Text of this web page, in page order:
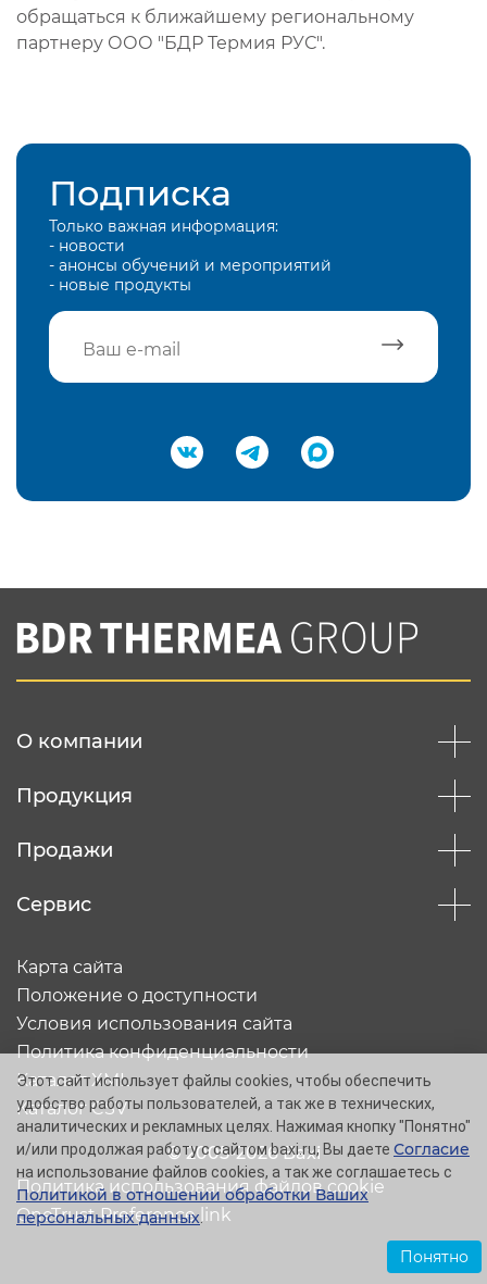
обращаться к ближайшему региональному
партнеру ООО "БДР Термия РУС".
Подписка
Только важная информация:
- новости
- анонсы обучений и мероприятий
- новые продукты
Подтвердить e-mail
Вы соглашаетесь с нашей политикой
конфеденциальности
О компании
Продукция
Продажи
Сервис
© 2005-2026 Baxi
Карта сайта
Положение о доступности
Условия использования сайта
Политика конфиденциальности
Каталог XML
Каталог CSV
Политика использования файлов cookie
OneTrust Preference link
Этот сайт использует файлы cookies, чтобы обеспечить
удобство работы пользователей, а так же в технических,
аналитических и рекламных целях. Нажимая кнопку "Понятно"
и/или продолжая работу с сайтом baxi.ru, Вы даете Согласие
на использование файлов cookies, а так же соглашаетесь с
Политикой в отношении обработки Ваших
персональных данных.
Понятно